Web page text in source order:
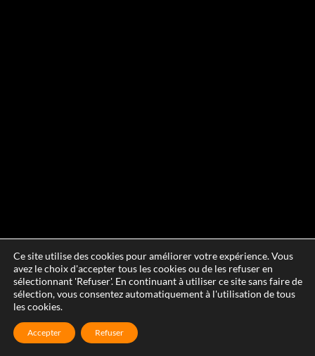
Ce site utilise des cookies pour améliorer votre expérience. Vous
avez le choix d'accepter tous les cookies ou de les refuser en
sélectionnant 'Refuser'. En continuant à utiliser ce site sans faire de
sélection, vous consentez automatiquement à l'utilisation de tous
les cookies.
Accepter Refuser